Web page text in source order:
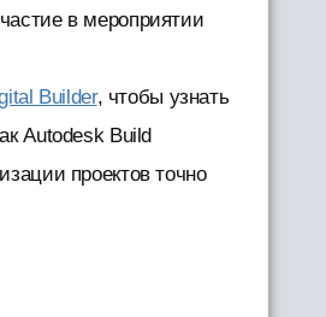
в мероприятии
Builder, чтобы узнать
Autodesk Build
проектов точно